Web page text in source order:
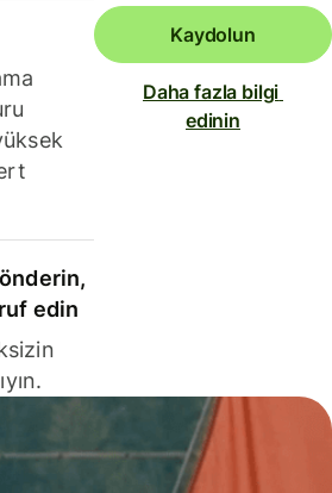
edin
Kaydolun
Daha fazla bilgi
edinin